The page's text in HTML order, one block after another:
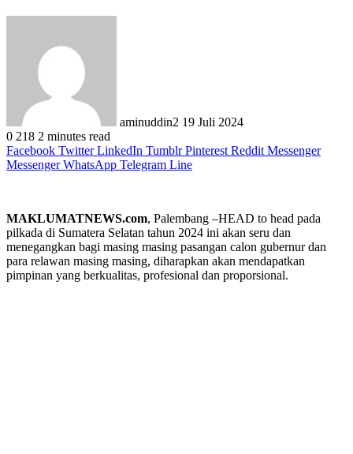
aminuddin2 19 Juli 2024
0 218 2 minutes read
Facebook Twitter LinkedIn Tumblr Pinterest Reddit Messenger
Messenger WhatsApp Telegram Line
MAKLUMATNEWS.com, Palembang –HEAD to head pada
pilkada di Sumatera Selatan tahun 2024 ini akan seru dan
menegangkan bagi masing masing pasangan calon gubernur dan
para relawan masing masing, diharapkan akan mendapatkan
pimpinan yang berkualitas, profesional dan proporsional.